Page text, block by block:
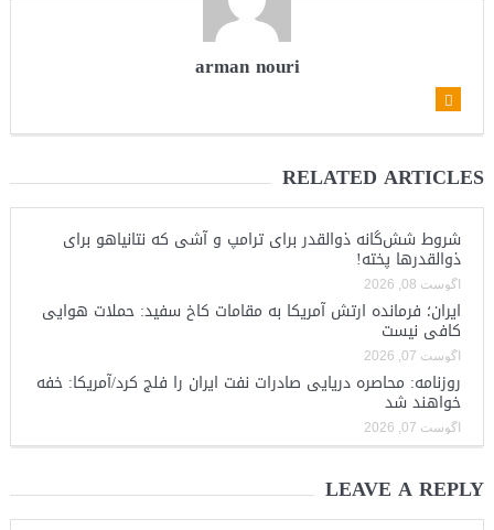
arman nouri
RELATED ARTICLES
شروط شش‌گانه ذوالقدر برای ترامپ و آشی که نتانیاهو برای
ذوالقدرها پخته!
آگوست 08, 2026
ایران؛ فرمانده ارتش آمریکا به مقامات کاخ سفید: حملات هوایی
کافی نیست
آگوست 07, 2026
روزنامه: محاصره دریایی صادرات نفت ایران را فلج کرد/آمریکا: خفه
خواهند شد
آگوست 07, 2026
LEAVE A REPLY